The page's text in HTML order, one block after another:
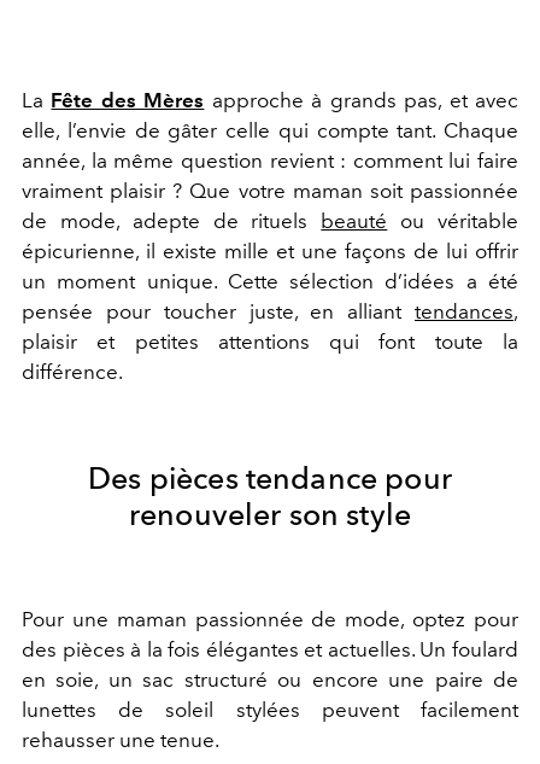
La Fête des Mères approche à grands pas, et avec
elle, l’envie de gâter celle qui compte tant. Chaque
année, la même question revient : comment lui faire
vraiment plaisir ? Que votre maman soit passionnée
de mode, adepte de rituels beauté ou véritable
épicurienne, il existe mille et une façons de lui offrir
un moment unique. Cette sélection d’idées a été
pensée pour toucher juste, en alliant tendances,
plaisir et petites attentions qui font toute la
différence.
Des pièces tendance pour
renouveler son style
Pour une maman passionnée de mode, optez pour
des pièces à la fois élégantes et actuelles. Un foulard
en soie, un sac structuré ou encore une paire de
lunettes de soleil stylées peuvent facilement
rehausser une tenue.